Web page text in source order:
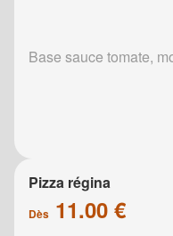
Base sauce tomate,
Pizza régina
Dès 11.00 €